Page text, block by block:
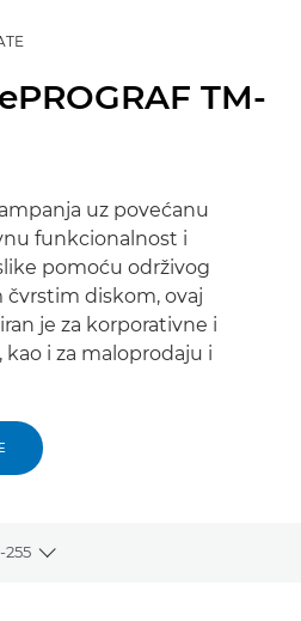
TM-
uz povećanu
funkcionalnost i
pomoću održivog
čvrstim diskom, ovaj
je za korporativne i
kao i za maloprodaju i
255
Toggle breadcrumbs